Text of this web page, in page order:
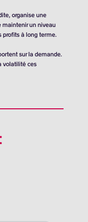
organise une
maintenir un niveau
profits à long terme.
sur la demande.
volatilité ces